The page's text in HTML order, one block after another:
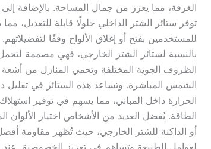
الغرفة، مما يعزز من جمال المساحة. بالإضافة إلى
توفر ستائر الشتر الداخلي حلولًا قابلة للتعديل،
للمستخدمين بفتح أو إغلاق الألواح وفقًا لتفضيلاتهم.
بالنسبة لستائر الشتر الخارجي، فهي مصممة
الظروف الجوية المختلفة وتحمي المنازل من أشعة
الشمس المباشرة. وتساعد هذه الستائر في تقليل
الحرارة داخل المباني، مما يسهم في توفير استهلاك
الطاقة. يُفضل العديد من الأشخاص اختيار الألوان
أو الداكنة للشتر الخارجي، حيث تُظهر مقاومة